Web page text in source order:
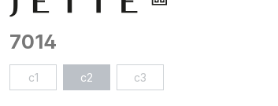
7014
c1 c2 c3